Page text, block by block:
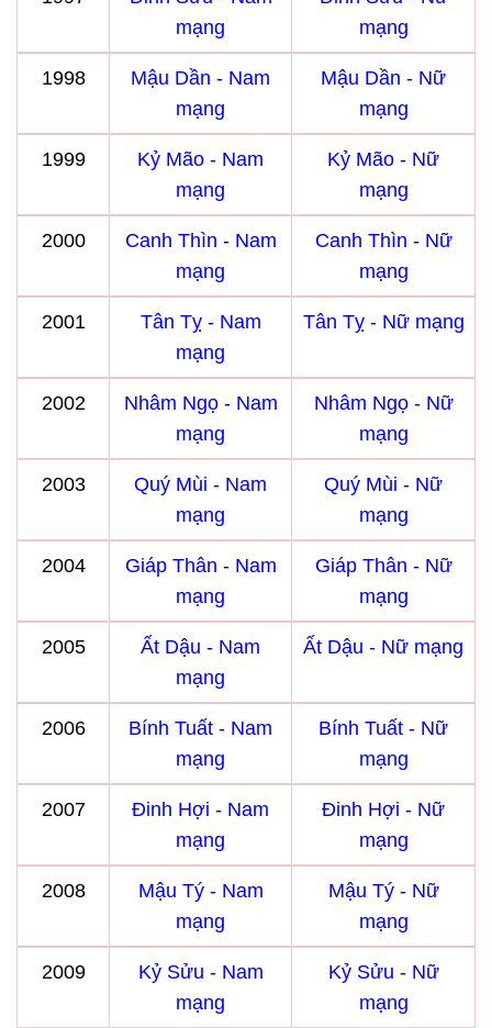
mạng
mạng
1998
Mậu Dần - Nam
mạng
Mậu Dần - Nữ
mạng
1999
Kỷ Mão - Nam
mạng
Kỷ Mão - Nữ
mạng
2000
Canh Thìn - Nam
mạng
Canh Thìn - Nữ
mạng
2001
Tân Tỵ - Nam
mạng
Tân Tỵ - Nữ mạng
2002
Nhâm Ngọ - Nam
mạng
Nhâm Ngọ - Nữ
mạng
2003
Quý Mùi - Nam
mạng
Quý Mùi - Nữ
mạng
2004
Giáp Thân - Nam
mạng
Giáp Thân - Nữ
mạng
2005
Ất Dậu - Nam
mạng
Ất Dậu - Nữ mạng
2006
Bính Tuất - Nam
mạng
Bính Tuất - Nữ
mạng
2007
Đinh Hợi - Nam
mạng
Đinh Hợi - Nữ
mạng
2008
Mậu Tý - Nam
mạng
Mậu Tý - Nữ
mạng
2009
Kỷ Sửu - Nam
mạng
Kỷ Sửu - Nữ
mạng